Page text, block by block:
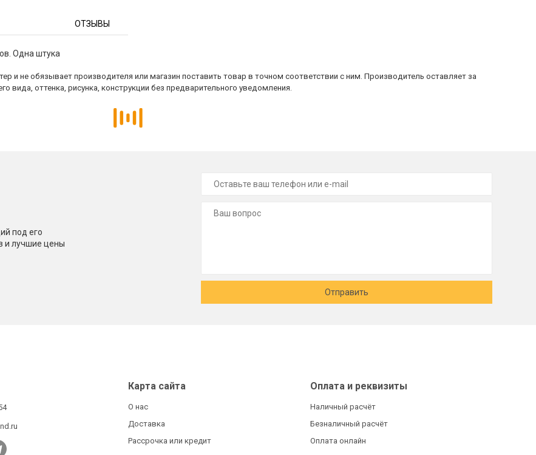
ОТЗЫВЫ
Одна штука
и не обязывает производителя или магазин поставить товар в точном соответствии с ним. Производитель оставляет за
вида, оттенка, рисунка, конструкции без предварительного уведомления.
под его
и лучшие цены
Отправить
Карта сайта
О нас
Доставка
Рассрочка или кредит
Оплата и реквизиты
Наличный расчёт
Безналичный расчёт
Оплата онлайн